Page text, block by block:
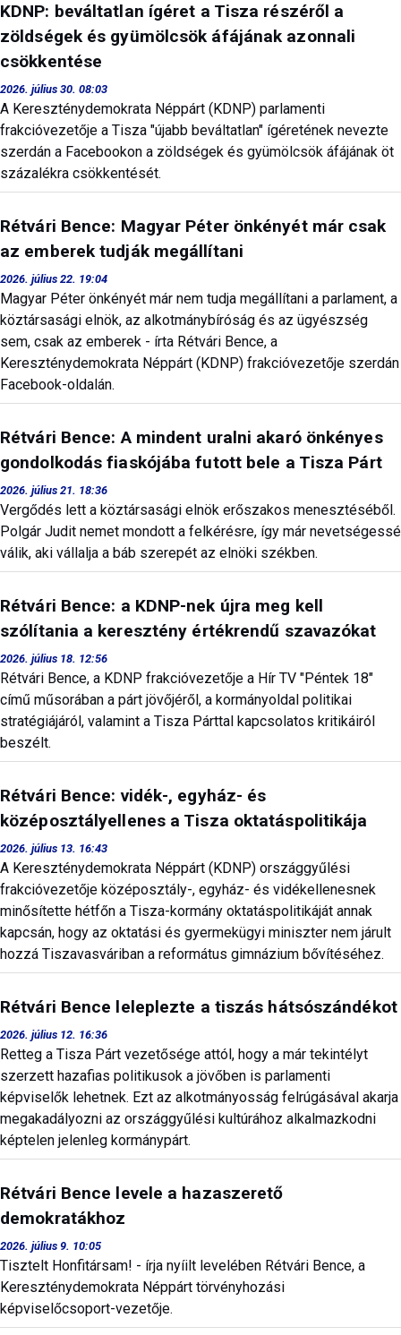
KDNP: beváltatlan ígéret a Tisza részéről a
zöldségek és gyümölcsök áfájának azonnali
csökkentése
2026. július 30. 08:03
A Kereszténydemokrata Néppárt (KDNP) parlamenti
frakcióvezetője a Tisza "újabb beváltatlan" ígéretének nevezte
szerdán a Facebookon a zöldségek és gyümölcsök áfájának öt
százalékra csökkentését.
Rétvári Bence: Magyar Péter önkényét már csak
az emberek tudják megállítani
2026. július 22. 19:04
Magyar Péter önkényét már nem tudja megállítani a parlament, a
köztársasági elnök, az alkotmánybíróság és az ügyészség
sem, csak az emberek - írta Rétvári Bence, a
Kereszténydemokrata Néppárt (KDNP) frakcióvezetője szerdán
Facebook-oldalán.
Rétvári Bence: A mindent uralni akaró önkényes
gondolkodás fiaskójába futott bele a Tisza Párt
2026. július 21. 18:36
Vergődés lett a köztársasági elnök erőszakos menesztéséből.
Polgár Judit nemet mondott a felkérésre, így már nevetségessé
válik, aki vállalja a báb szerepét az elnöki székben.
Rétvári Bence: a KDNP-nek újra meg kell
szólítania a keresztény értékrendű szavazókat
2026. július 18. 12:56
Rétvári Bence, a KDNP frakcióvezetője a Hír TV "Péntek 18"
című műsorában a párt jövőjéről, a kormányoldal politikai
stratégiájáról, valamint a Tisza Párttal kapcsolatos kritikáiról
beszélt.
Rétvári Bence: vidék-, egyház- és
középosztályellenes a Tisza oktatáspolitikája
2026. július 13. 16:43
A Kereszténydemokrata Néppárt (KDNP) országgyűlési
frakcióvezetője középosztály-, egyház- és vidékellenesnek
minősítette hétfőn a Tisza-kormány oktatáspolitikáját annak
kapcsán, hogy az oktatási és gyermekügyi miniszter nem járult
hozzá Tiszavasváriban a református gimnázium bővítéséhez.
Rétvári Bence leleplezte a tiszás hátsószándékot
2026. július 12. 16:36
Retteg a Tisza Párt vezetősége attól, hogy a már tekintélyt
szerzett hazafias politikusok a jövőben is parlamenti
képviselők lehetnek. Ezt az alkotmányosság felrúgásával akarja
megakadályozni az országgyűlési kultúrához alkalmazkodni
képtelen jelenleg kormánypárt.
Rétvári Bence levele a hazaszerető
demokratákhoz
2026. július 9. 10:05
Tisztelt Honfitársam! - írja nyíilt levelében Rétvári Bence, a
Kereszténydemokrata Néppárt törvényhozási
képviselőcsoport-vezetője.